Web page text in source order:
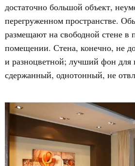
достаточно большой объект,
перегруженном пространстве.
размещают на свободной стене в
помещении. Стена, конечно, не
и разноцветной; лучший фон
сдержанный, однотонный, не